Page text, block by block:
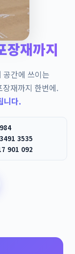
장재까지
공간에 쓰이는
재까지 한번에.
니다.
3535
901 092